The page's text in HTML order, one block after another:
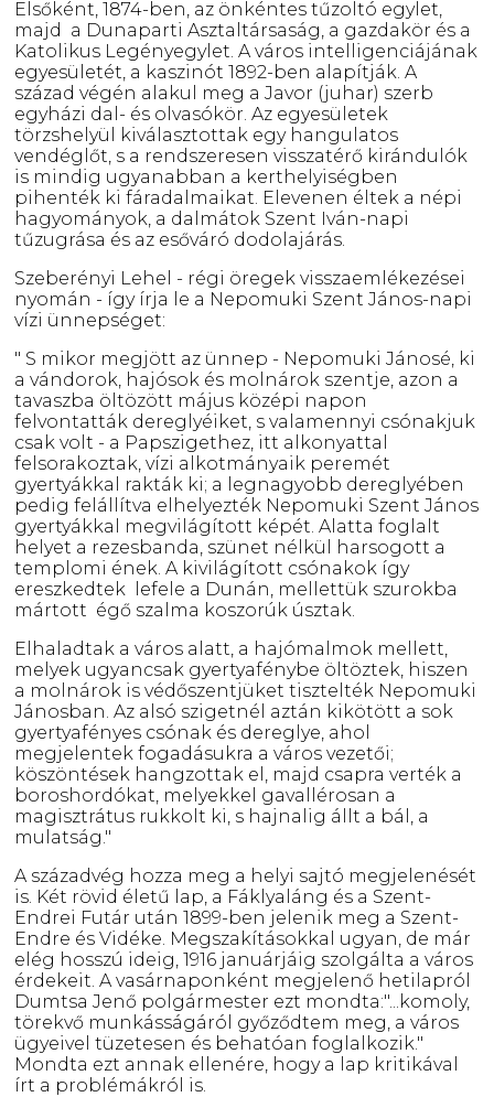
" S mikor megjött az ünnep - Nepomuki Jánosé, ki
a vándorok, hajósok és molnárok szentje, azon a
tavaszba öltözött május középi napon
felvontatták dereglyéiket, s valamennyi csónakjuk
csak volt - a Papszigethez, itt alkonyattal
felsorakoztak, vízi alkotmányaik peremét
gyertyákkal rakták ki; a legnagyobb dereglyében
pedig felállítva elhelyezték Nepomuki Szent János
gyertyákkal megvilágított képét. Alatta foglalt
helyet a rezesbanda, szünet nélkül harsogott a
templomi ének. A kivilágított csónakok így
ereszkedtek lefele a Dunán, mellettük szurokba
mártott égő szalma koszorúk úsztak.
Elsőként, 1874-ben, az önkéntes tűzoltó egylet,
majd a Dunaparti Asztaltársaság, a gazdakör és a
Katolikus Legényegylet. A város intelligenciájának
egyesületét, a kaszinót 1892-ben alapítják. A
század végén alakul meg a Javor (juhar) szerb
egyházi dal- és olvasókör. Az egyesületek
törzshelyül kiválasztottak egy hangulatos
vendéglőt, s a rendszeresen visszatérő kirándulók
is mindig ugyanabban a kerthelyiségben
pihenték ki fáradalmaikat. Elevenen éltek a népi
hagyományok, a dalmátok Szent Iván-napi
tűzugrása és az esőváró dodolajárás.
Elhaladtak a város alatt, a hajómalmok mellett,
melyek ugyancsak gyertyafénybe öltöztek, hiszen
a molnárok is védőszentjüket tisztelték Nepomuki
Jánosban. Az alsó szigetnél aztán kikötött a sok
gyertyafényes csónak és dereglye, ahol
megjelentek fogadásukra a város vezetői;
köszöntések hangzottak el, majd csapra verték a
boroshordókat, melyekkel gavallérosan a
magisztrátus rukkolt ki, s hajnalig állt a bál, a
mulatság."
A századvég hozza meg a helyi sajtó megjelenését
is. Két rövid életű lap, a Fáklyaláng és a Szent-
Endrei Futár után 1899-ben jelenik meg a Szent-
Endre és Vidéke. Megszakításokkal ugyan, de már
elég hosszú ideig, 1916 januárjáig szolgálta a város
érdekeit. A vasárnaponként megjelenő hetilapról
Dumtsa Jenő polgármester ezt mondta:"...komoly,
törekvő munkásságáról győződtem meg, a város
ügyeivel tüzetesen és behatóan foglalkozik."
Mondta ezt annak ellenére, hogy a lap kritikával
írt a problémákról is.
Szeberényi Lehel - régi öregek visszaemlékezései
nyomán - így írja le a Nepomuki Szent János-napi
vízi ünnepséget: